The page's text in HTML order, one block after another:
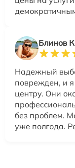
Блинов
Надежный
поврежден, и
центру. Они
без проблем.
уже полгода.